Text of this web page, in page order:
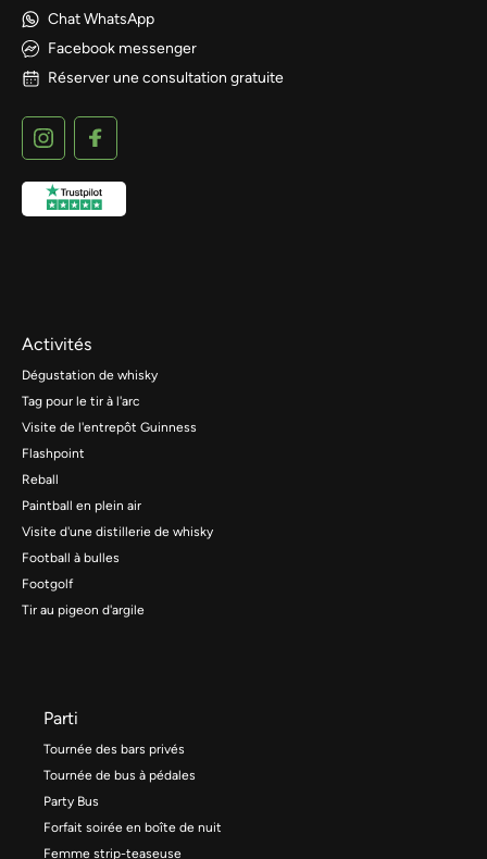
Chat WhatsApp
Facebook messenger
Réserver une consultation gratuite
Activités
Dégustation de whisky
Tag pour le tir à l'arc
Visite de l'entrepôt Guinness
Flashpoint
Reball
Paintball en plein air
Visite d'une distillerie de whisky
Football à bulles
Footgolf
Tir au pigeon d'argile
Parti
Tournée des bars privés
Tournée de bus à pédales
Party Bus
Forfait soirée en boîte de nuit
Femme strip-teaseuse